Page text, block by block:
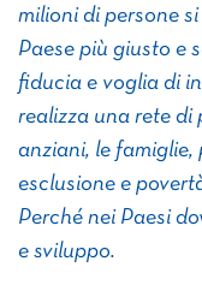
milioni di persone
Paese più giusto e
fiducia e voglia di
realizza una rete di
anziani, le
esclusione e
Perché nei Paesi
e sviluppo.